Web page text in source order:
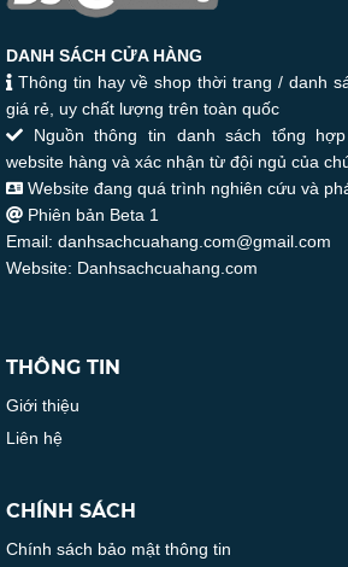
DANH SÁCH CỬA HÀNG
Thông tin hay về shop thời trang / danh
giá rẻ, uy chất lượng trên toàn quốc
Nguồn thông tin danh sách tổng
website hàng và xác nhận từ đội ngủ của
Website đang quá trình nghiên cứu và
Phiên bản Beta 1
Email: danhsachcuahang.com@gmail.com
Website: Danhsachcuahang.com
THÔNG TIN
Giới thiệu
Liên hệ
CHÍNH SÁCH
Chính sách bảo mật thông tin